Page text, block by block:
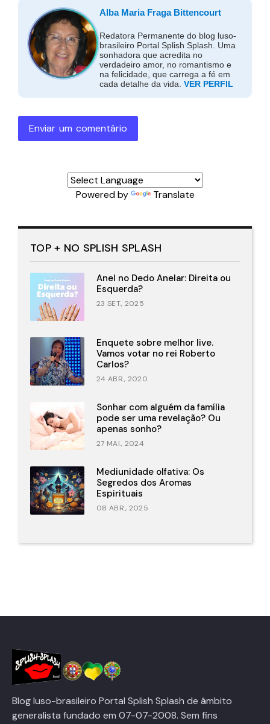
Alba Maria Fraga Bittencourt
Redatora Permanente do blog luso-
brasileiro Portal Splish Splash. Uma
sonhadora que acredita no
verdadeiro amor, no romantismo e
na felicidade, que carrega a fé em
cada detalhe da vida. VER PERFIL
Enviar um comentário
Powered by Translate
TOP + NO SPLISH SPLASH
Anel no Dedo Anelar: Direita ou
Esquerda?
23 SET., 2025
Enquete sobre melhor live.
Vamos votar no rei Roberto
Carlos?
24 ABR., 2020
Sonhar com alguém da família
pode ser uma revelação? Ou
apenas sonho?
27 MAI., 2024
Mediunidade olfativa: Os
Segredos dos Aromas
Espirituais
08 ABR., 2025
Blog luso-brasileiro Portal Splish Splash de âmbito
generalista fundado em 07-07-2008. Sem fins